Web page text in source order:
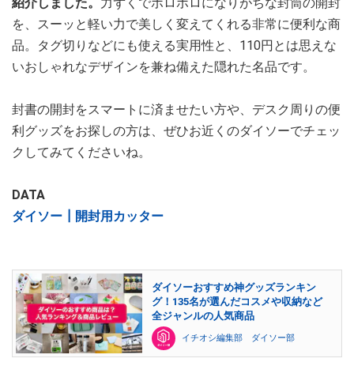
を、スーッと軽い力で美しく変えてくれる非常に便利な商
品。タグ切りなどにも使える実用性と、110円とは思えな
いおしゃれなデザインを兼ね備えた隠れた名品です。
封書の開封をスマートに済ませたい方や、デスク周りの便
利グッズをお探しの方は、ぜひお近くのダイソーでチェッ
クしてみてくださいね。
DATA
ダイソー┃開封用カッター
ダイソーおすすめ神グッズランキン
グ！135名が選んだコスメや収納など
全ジャンルの人気商品
イチオシ編集部 ダイソー部